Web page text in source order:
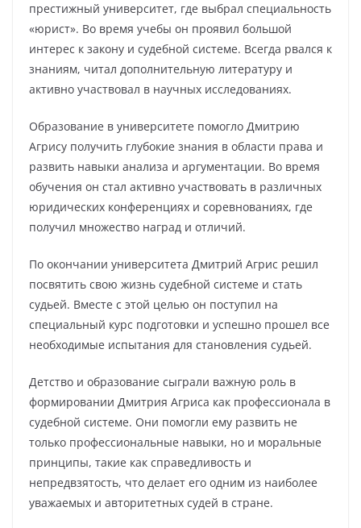
престижный университет, где выбрал специальность
«юрист». Во время учебы он проявил большой
интерес к закону и судебной системе. Всегда рвался к
знаниям, читал дополнительную литературу и
активно участвовал в научных исследованиях.
Образование в университете помогло Дмитрию
Агрису получить глубокие знания в области права и
развить навыки анализа и аргументации. Во время
обучения он стал активно участвовать в различных
юридических конференциях и соревнованиях, где
получил множество наград и отличий.
По окончании университета Дмитрий Агрис решил
посвятить свою жизнь судебной системе и стать
судьей. Вместе с этой целью он поступил на
специальный курс подготовки и успешно прошел все
необходимые испытания для становления судьей.
Детство и образование сыграли важную роль в
формировании Дмитрия Агриса как профессионала в
судебной системе. Они помогли ему развить не
только профессиональные навыки, но и моральные
принципы, такие как справедливость и
непредвзятость, что делает его одним из наиболее
уважаемых и авторитетных судей в стране.